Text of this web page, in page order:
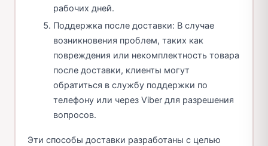
рабочих дней.
Поддержка после доставки: В случае
возникновения проблем, таких как
повреждения или некомплектность товара
после доставки, клиенты могут
обратиться в службу поддержки по
телефону или через Viber для разрешения
вопросов.
Эти способы доставки разработаны с целью